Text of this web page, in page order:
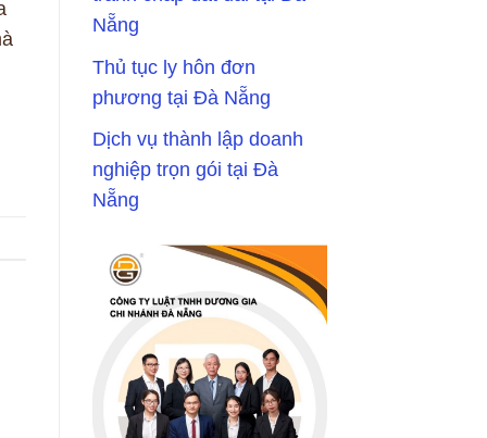
Nẵng
Thủ tục ly hôn đơn
phương tại Đà Nẵng
Dịch vụ thành lập doanh
nghiệp trọn gói tại Đà
Nẵng